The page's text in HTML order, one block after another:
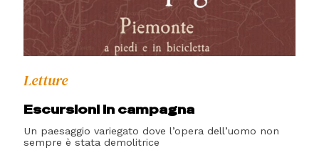
Letture
Escursioni in campagna
Un paesaggio variegato dove l’opera dell’uomo non
sempre è stata demolitrice